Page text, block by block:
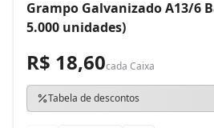
Grampo Galvanizado A13/6
5.000 unidades)
R$ 18,60cada Caixa
Tabela de descontos